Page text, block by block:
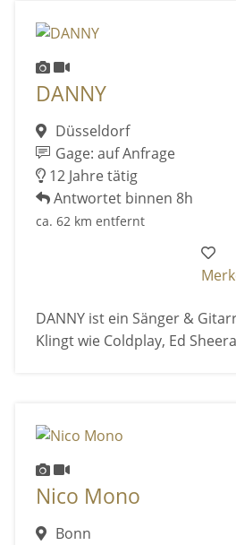
DANNY
Düsseldorf
Gage: auf Anfrage
12 Jahre tätig
Antwortet binnen 8h
ca. 62 km entfernt
DANNY ist ein Sänger &
Klingt wie Coldplay, Ed
Nico Mono
Bonn